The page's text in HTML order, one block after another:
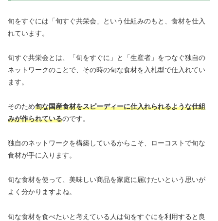
旬をすぐには「旬すぐ共栄会」という仕組みのもと、食材を仕入
れています。
旬すぐ共栄会とは、「旬をすぐに」と「生産者」をつなぐ独自の
ネットワークのことで、その時の旬な食材を入札型で仕入れてい
ます。
そのため旬な国産食材をスピーディーに仕入れられるような仕組
みが作られているのです。
独自のネットワークを構築しているからこそ、ローコストで旬な
食材が手に入ります。
旬な食材を使って、美味しい商品を家庭に届けたいという思いが
よく分かりますよね。
旬な食材を食べたいと考えている人は旬をすぐにを利用すると良